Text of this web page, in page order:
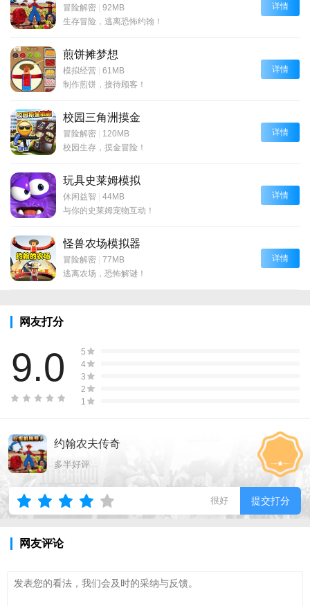
冒险解密 | 92MB
生存冒险，逃离恐怖约翰！
详情
煎饼摊梦想
模拟经营 | 61MB
制作煎饼，接待顾客！
详情
校园三角洲摸金
冒险解密 | 120MB
校园生存，摸金冒险！
详情
玩具史莱姆模拟
休闲益智 | 44MB
与你的史莱姆宠物互动！
详情
怪兽农场模拟器
冒险解密 | 77MB
逃离农场，恐怖解谜！
详情
网友打分
9.0
5
4
3
2
1
约翰农夫传奇
多半好评
很好 提交打分
网友评论